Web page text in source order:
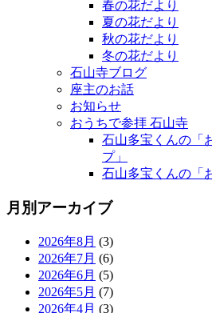
春の花だより
夏の花だより
秋の花だより
冬の花だより
石山寺ブログ
座主のお話
お知らせ
おうちで参拝 石山寺
石山多宝くんの「
プ」
石山多宝くんの「
月別アーカイブ
2026年8月 (3)
2026年7月 (6)
2026年6月 (5)
2026年5月 (7)
2026年4月 (3)